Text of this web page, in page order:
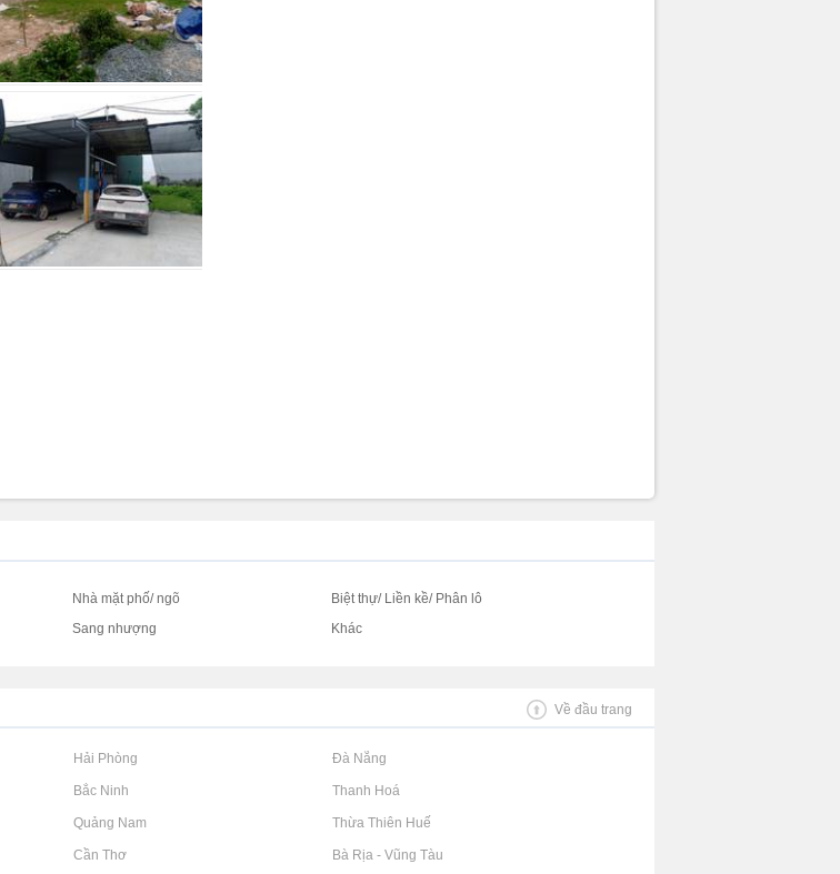
Nhà mặt phố/ ngõ
Biệt thự/ Liền kề/ Phân lô
Sang nhượng Khác
Về đầu trang
Rao vặt tại Hải Phòng Rao vặt tại Đà Nẵng
Rao vặt tại Bắc Ninh Rao vặt tại Thanh Hoá
Rao vặt tại Quảng Nam Rao vặt tại Thừa Thiên Huế
Rao vặt tại Cần Thơ Rao vặt tại Bà Rịa - Vũng Tàu